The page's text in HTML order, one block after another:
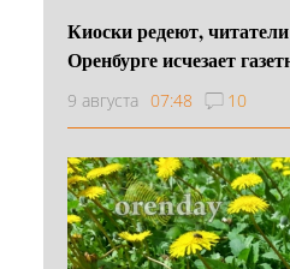
Киоски редеют,
Оренбурге исчезает
9 августа 07:48 10